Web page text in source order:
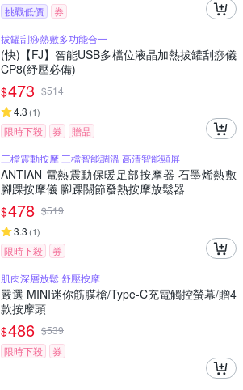
挑戰低價
券
拔罐刮痧熱敷多功能合一
(快)【FJ】智能USB多檔位液晶加熱拔罐刮痧儀
CP8(紓壓必備)
$473 $514
4.3 (1)
限時下殺 券
贈品
三檔震動按摩 三檔智能調溫 高清智能顯屏
ANTIAN 電熱震動保暖足部按摩器 石墨烯熱敷
腳踝按摩儀 腳踝關節發熱按摩放鬆器
$478 $519
3.3 (1)
限時下殺 券
肌肉深層放鬆 舒壓按摩
嚴選 MINI迷你筋膜槍/Type-C充電觸控螢幕/贈4
款按摩頭
$486 $539
限時下殺
券